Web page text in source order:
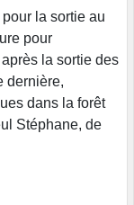
la sortie au
pour
la sortie des
dernière,
dans la forêt
Stéphane, de